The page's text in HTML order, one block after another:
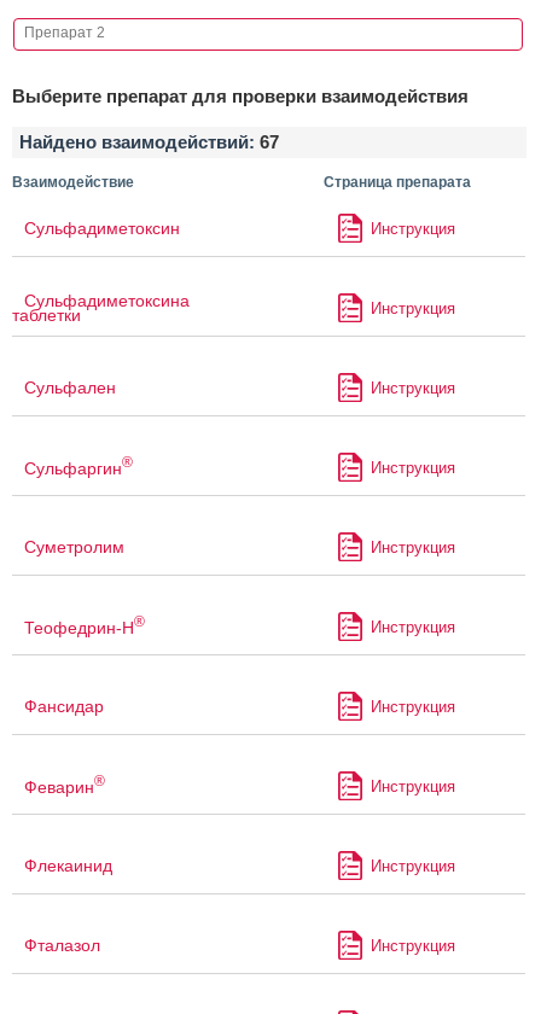
Выберите препарат для проверки взаимодействия
Найдено взаимодействий: 67
Взаимодействие Страница препарата
Сульфадиметоксин Инструкция
Сульфадиметоксина
таблетки Инструкция
Сульфален Инструкция
Сульфаргин® Инструкция
Суметролим Инструкция
Теофедрин-Н® Инструкция
Фансидар Инструкция
Феварин® Инструкция
Флекаинид Инструкция
Фталазол Инструкция